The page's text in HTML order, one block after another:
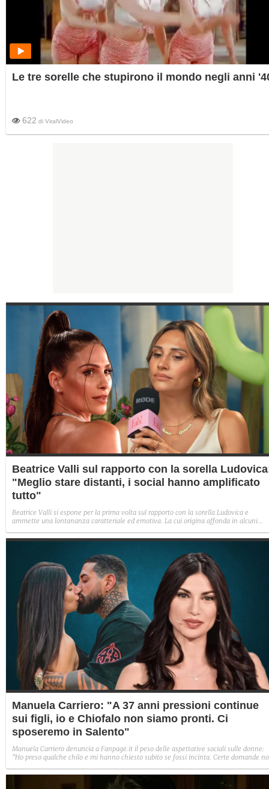
Le tre sorelle che stupirono il mondo negli anni
622 di ViralVideo
Beatrice Valli sul rapporto con la sorella
"Meglio stare distanti, i social hanno amplificato
tutto"
Beatrice Valli si espone per la prima volta sul rapporto con la sorella Ludovica e
ammette una lontananza caratteriale ed emotiva. La cui origina affonda in alcuni
aiutavamo. Non perché non volesse farlo, ma perché era più piccola e aveva un
Manuela Carriero: "A 37 anni pressioni continue
sui figli, io e Chiofalo non siamo pronti. Ci
sposeremo in Salento"
Manuela Carriero denuncia a Fanpage.it il peso delle aspettative sociali sulle donne:
"Ho preso qualche chilo e mi hanno chiesto subito se fossi incinta. Certe domande
sui figli: "Ne vorremmo entro i 40 anni, ma lui è un po' titubante".